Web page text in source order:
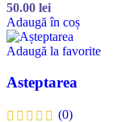
50.00 lei
Adaugă în coș
Adaugă la favorite
Asteptarea
(0)